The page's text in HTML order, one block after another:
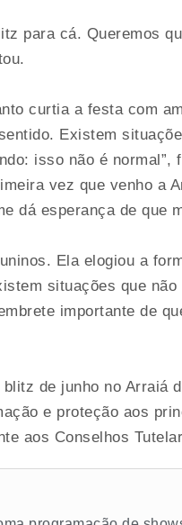
para cá. Queremos
curtia a festa com
Existem
isso não é normal”,
vez que venho a
dá esperança de que
Ela elogiou a
situações que
importante de
de junho no Arraiá
e proteção aos
aos Conselhos